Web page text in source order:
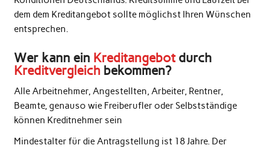
dem dem Kreditangebot sollte möglichst Ihren Wünschen
entsprechen.
Wer kann ein Kreditangebotdurch
Kreditvergleichbekommen?
Alle Arbeitnehmer, Angestellten, Arbeiter, Rentner,
Beamte, genauso wie Freiberufler oder Selbstständige
können Kreditnehmer sein
Mindestalter für die Antragstellung ist 18 Jahre. Der